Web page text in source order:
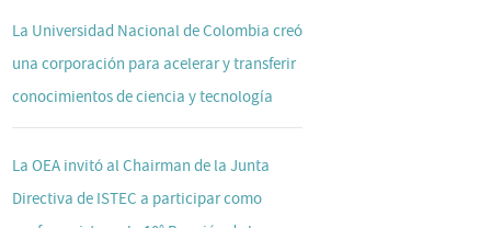
La Universidad Nacional de Colombia creó
una corporación para acelerar y transferir
conocimientos de ciencia y tecnología
La OEA invitó al Chairman de la Junta
Directiva de ISTEC a participar como